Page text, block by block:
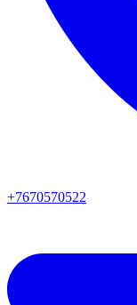
+7670570522